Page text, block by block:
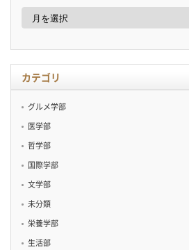
ア
イ
カテゴリ
グルメ学部
医学部
哲学部
国際学部
文学部
未分類
栄養学部
生活部